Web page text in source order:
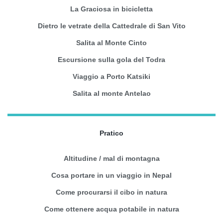
La Graciosa in bicicletta
Dietro le vetrate della Cattedrale di San Vito
Salita al Monte Cinto
Escursione sulla gola del Todra
Viaggio a Porto Katsiki
Salita al monte Antelao
Pratico
Altitudine / mal di montagna
Cosa portare in un viaggio in Nepal
Come procurarsi il cibo in natura
Come ottenere acqua potabile in natura